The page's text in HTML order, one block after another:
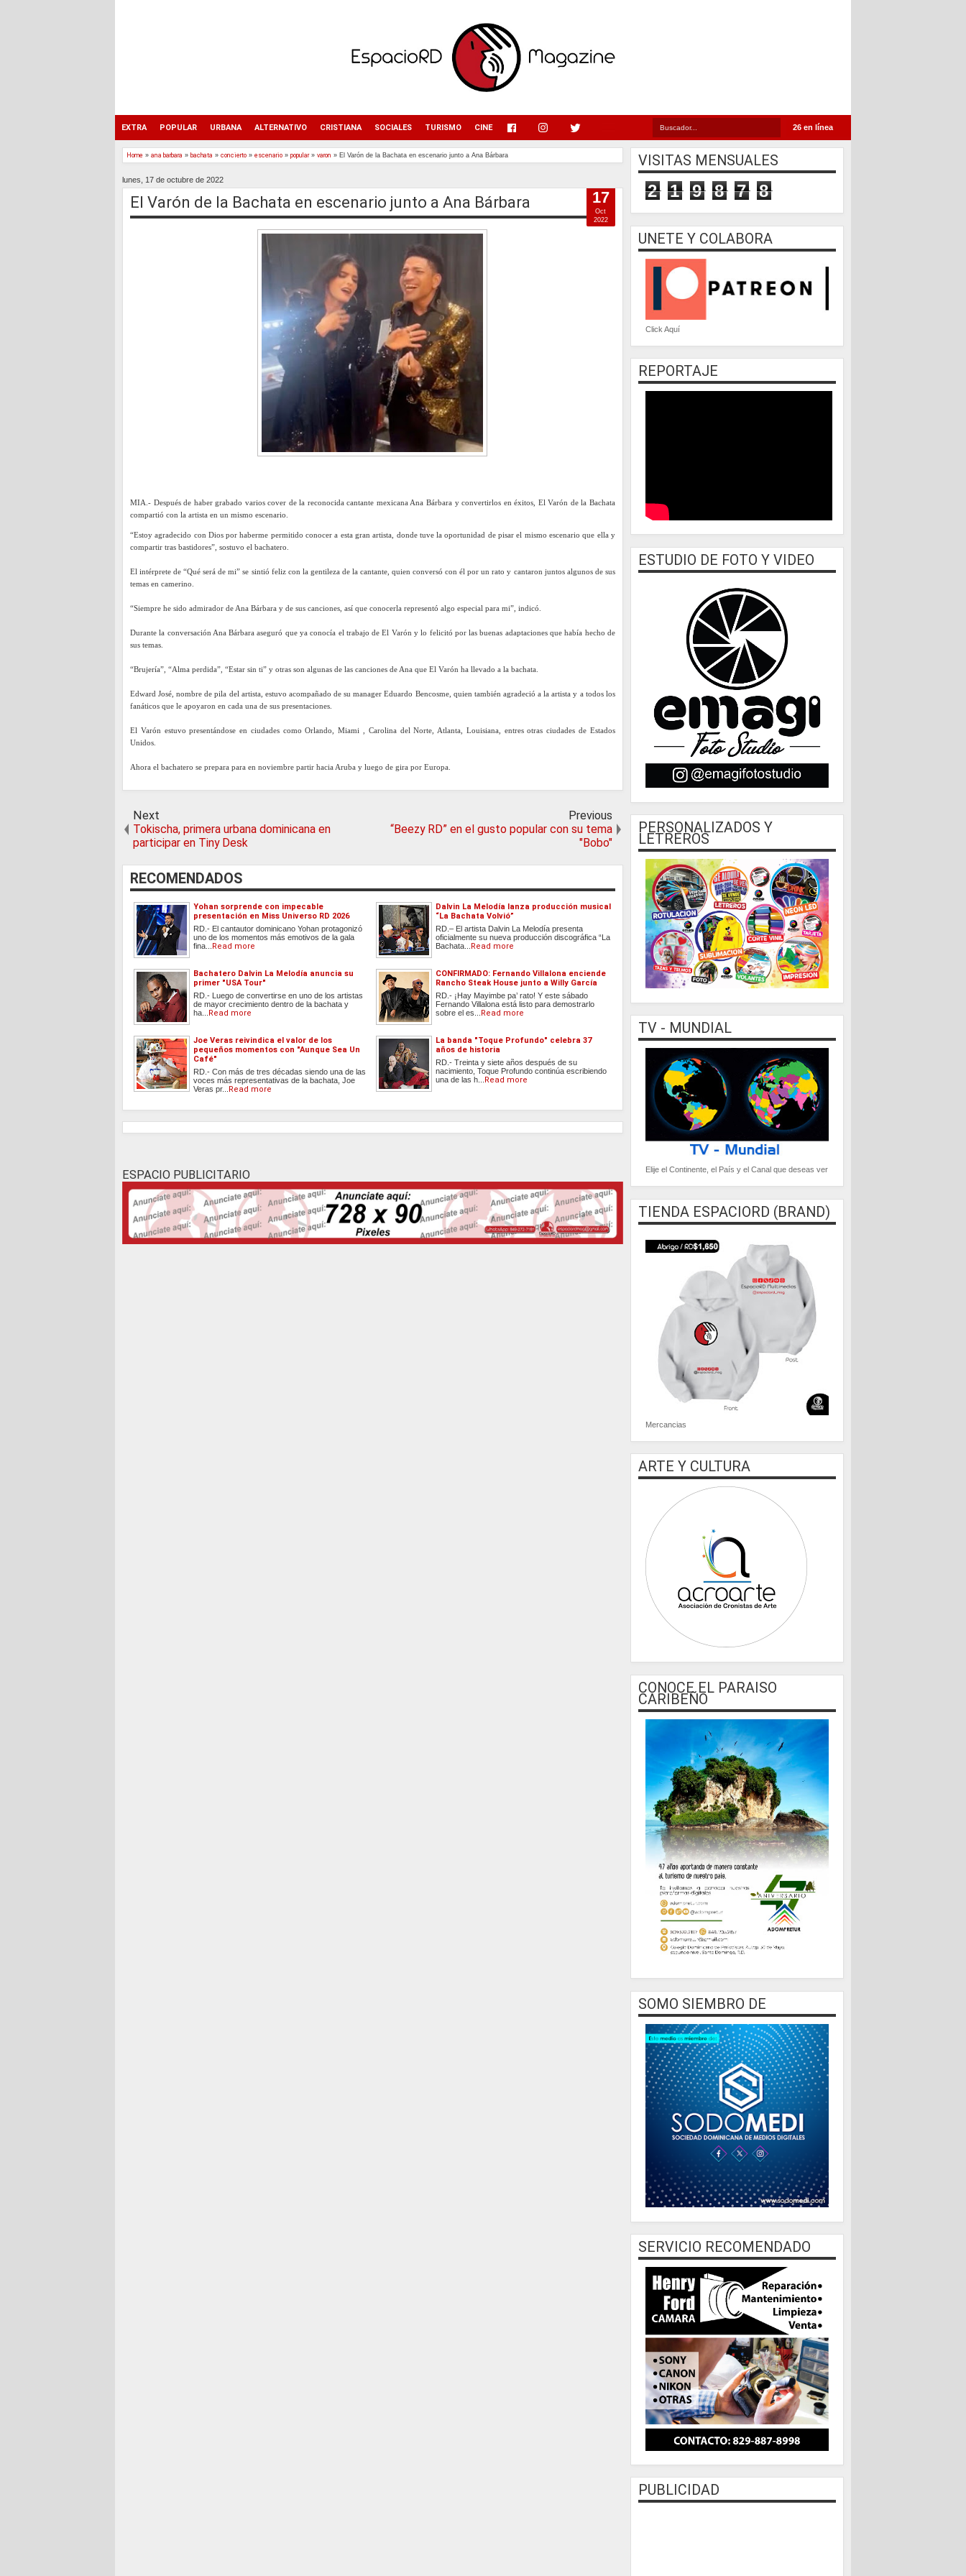
26 en línea
EXTRA POPULAR URBANA ALTERNATIVO CRISTIANA SOCIALES TURISMO CINE
Home » ana barbara » bachata » concierto » escenario » popular» varon » El Varón de la Bachata en escenario junto a Ana Bárbara
lunes, 17 de octubre de 2022
El Varón de la Bachata en escenario junto a Ana Bárbara
MIA.- Después de haber grabado varios cover de la reconocida cantante mexicana Ana Bárbara y convertirlos en éxitos, El Varón de la Bachata
compartió con la artista en un mismo escenario.
“Estoy agradecido con Dios por haberme permitido conocer a esta gran artista, donde tuve la oportunidad de pisar el mismo escenario que ella y
compartir tras bastidores”, sostuvo el bachatero.
El intérprete de “Qué será de mi” se sintió feliz con la gentileza de la cantante, quien conversó con él por un rato y cantaron juntos algunos de sus
temas en camerino.
“Siempre he sido admirador de Ana Bárbara y de sus canciones, así que conocerla representó algo especial para mi”, indicó.
Durante la conversación Ana Bárbara aseguró que ya conocía el trabajo de El Varón y lo felicitó por las buenas adaptaciones que había hecho de
sus temas.
“Brujería”, “Alma perdida”, “Estar sin ti” y otras son algunas de las canciones de Ana que El Varón ha llevado a la bachata.
Edward José, nombre de pila del artista, estuvo acompañado de su manager Eduardo Bencosme, quien también agradeció a la artista y a todos los
fanáticos que le apoyaron en cada una de sus presentaciones.
El Varón estuvo presentándose en ciudades como Orlando, Miami , Carolina del Norte, Atlanta, Louisiana, entres otras ciudades de Estados
Unidos.
Ahora el bachatero se prepara para en noviembre partir hacia Aruba y luego de gira por Europa.
17
Oct
2022
Next
Tokischa, primera urbana dominicana en
participar en Tiny Desk
Previous
“Beezy RD” en el gusto popular con su tema
"Bobo"
RECOMENDADOS
Yohan sorprende con impecable
presentación en Miss Universo RD 2026
RD.- El cantautor dominicano Yohan protagonizó
uno de los momentos más emotivos de la gala
fina...
Read more
Dalvin La Melodía lanza producción musical
“La Bachata Volvió”
RD.– El artista Dalvin La Melodía presenta
oficialmente su nueva producción discográfica “La
Bachata...
Read more
Bachatero Dalvin La Melodía anuncia su
primer "USA Tour"
RD.- Luego de convertirse en uno de los artistas
de mayor crecimiento dentro de la bachata y
ha...
Read more
CONFIRMADO: Fernando Villalona enciende
Rancho Steak House junto a Willy García
RD.- ¡Hay Mayimbe pa’ rato! Y este sábado
Fernando Villalona está listo para demostrarlo
sobre el es...
Read more
Joe Veras reivindica el valor de los
pequeños momentos con "Aunque Sea Un
Café"
RD.- Con más de tres décadas siendo una de las
voces más representativas de la bachata, Joe
Veras pr...
Read more
La banda "Toque Profundo" celebra 37
años de historia
RD.- Treinta y siete años después de su
nacimiento, Toque Profundo continúa escribiendo
una de las h...
Read more
ESPACIO PUBLICITARIO
VISITAS MENSUALES
2 1 9 8 7 8
UNETE Y COLABORA
Click Aquí
REPORTAJE
ESTUDIO DE FOTO Y VIDEO
PERSONALIZADOS Y
LETREROS
TV - MUNDIAL
Elije el Continente, el País y el Canal que deseas ver
TIENDA ESPACIORD (BRAND)
Mercancias
ARTE Y CULTURA
CONOCE EL PARAISO
CARIBEÑO
SOMO SIEMBRO DE
SERVICIO RECOMENDADO
PUBLICIDAD